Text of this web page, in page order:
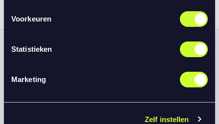
Voorkeuren
Statistieken
Marketing
Zelf instellen